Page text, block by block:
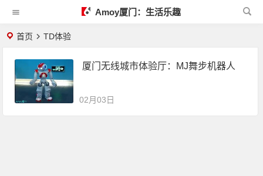
Amoy厦门：生活乐趣
首页 TD体验
厦门无线城市体验厅：MJ舞步机器人
02月03日